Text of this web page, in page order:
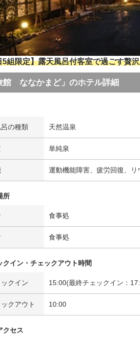
5組限定】露天風呂付客室で過ごす贅
館 ななかまど」のホテル詳細
の種類 天然温泉
単純泉
運動機能障害、疲労回復、リ
所
食事処
食事処
クイン・チェックアウト時間
クイン 15:00(最終チェックイン：
クアウト 10:00
クセス